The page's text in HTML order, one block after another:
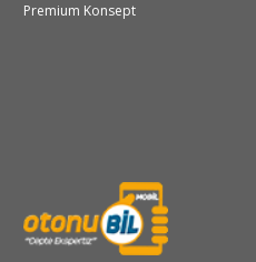
Premium Konsept